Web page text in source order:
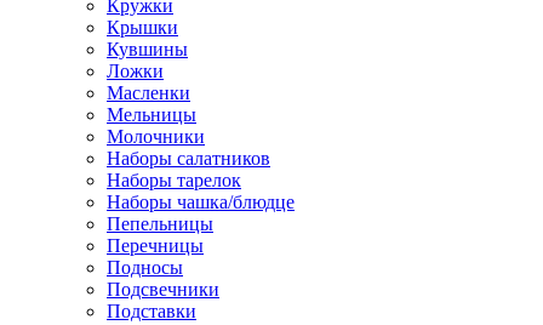
Кружки
Крышки
Кувшины
Ложки
Масленки
Мельницы
Молочники
Наборы салатников
Наборы тарелок
Наборы чашка/блюдце
Пепельницы
Перечницы
Подносы
Подсвечники
Подставки